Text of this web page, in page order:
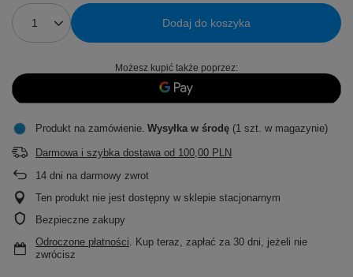
Dodaj do koszyka
Możesz kupić także poprzez:
Produkt na zamówienie Wysyłka w środę (1 szt. w magazynie)
Darmowa i szybka dostawa od 100,00 PLN
14 dni na darmowy zwrot
Ten produkt nie jest dostępny w sklepie stacjonarnym
Bezpieczne zakupy
Odroczone płatności. Kup teraz, zapłać za 30 dni, jeżeli nie
zwrócisz